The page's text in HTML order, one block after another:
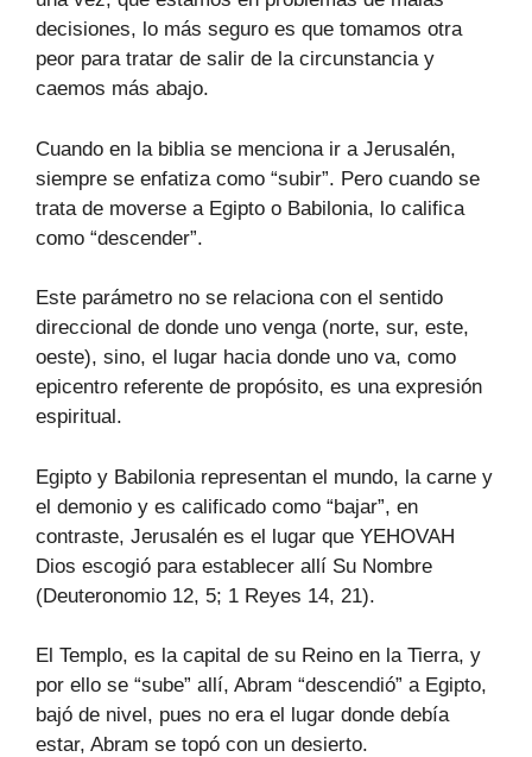
decisiones, lo más seguro es que tomamos otra
peor para tratar de salir de la circunstancia y
caemos más abajo.
Cuando en la biblia se menciona ir a Jerusalén,
siempre se enfatiza como “subir”. Pero cuando se
trata de moverse a Egipto o Babilonia, lo califica
como “descender”.
Este parámetro no se relaciona con el sentido
direccional de donde uno venga (norte, sur, este,
oeste), sino, el lugar hacia donde uno va, como
epicentro referente de propósito, es una expresión
espiritual.
Egipto y Babilonia representan el mundo, la carne y
el demonio y es calificado como “bajar”, en
contraste, Jerusalén es el lugar que YEHOVAH
Dios escogió para establecer allí Su Nombre
(Deuteronomio 12, 5; 1 Reyes 14, 21).
El Templo, es la capital de su Reino en la Tierra, y
por ello se “sube” allí, Abram “descendió” a Egipto,
bajó de nivel, pues no era el lugar donde debía
estar, Abram se topó con un desierto.